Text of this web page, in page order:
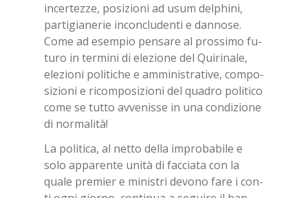
in­cer­tez­ze, po­si­zio­ni ad usum del­phi­ni,
par­ti­gia­ne­rie in­con­clu­den­ti e dan­no­se.
Come ad esem­pio pen­sa­re al pros­si­mo fu­
tu­ro in ter­mi­ni di ele­zio­ne del Qui­ri­na­le,
ele­zio­ni po­li­ti­che e am­mi­ni­stra­ti­ve, com­po­
si­zio­ni e ri­com­po­si­zio­ni del qua­dro po­li­ti­co
come se tut­to av­ve­nis­se in una con­di­zio­ne
di nor­ma­li­tà!
La po­li­ti­ca, al net­to del­la im­pro­ba­bi­le e
solo ap­pa­ren­te uni­tà di fac­cia­ta con la
qua­le pre­mier e mi­ni­stri de­vo­no fare i con­